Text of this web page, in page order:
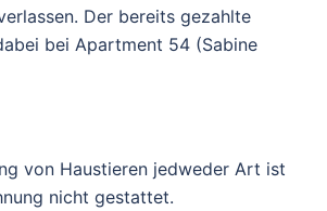
Der bereits gezahlte
bei Apartment 54 (Sabine
von Haustieren jedweder Art ist
nicht gestattet.